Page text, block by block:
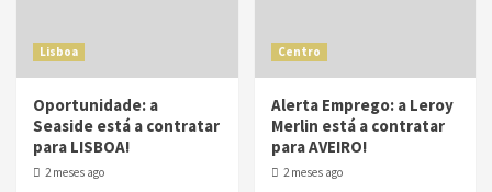
Lisboa
Oportunidade: a
Seaside está a contratar
para LISBOA!
2 meses ago
Centro
Alerta Emprego: a Leroy
Merlin está a contratar
para AVEIRO!
2 meses ago